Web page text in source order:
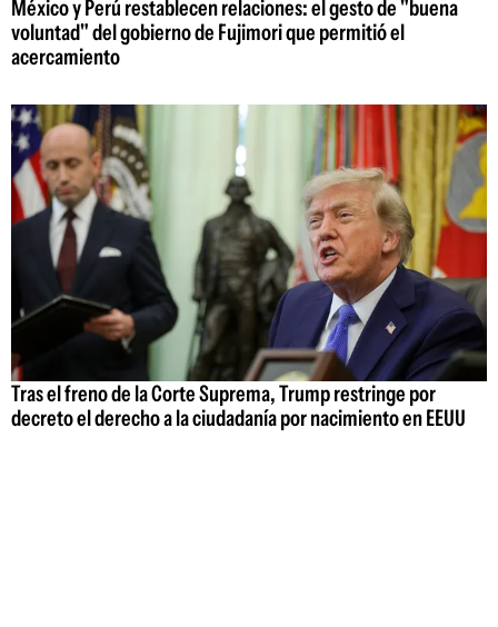
México y Perú restablecen relaciones: el gesto de "buena
voluntad" del gobierno de Fujimori que permitió el
acercamiento
Tras el freno de la Corte Suprema, Trump restringe por
decreto el derecho a la ciudadanía por nacimiento en EEUU